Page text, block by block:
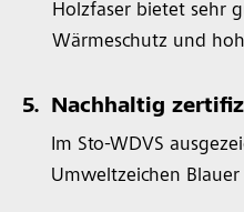
Holzfaser bietet sehr
Wärmeschutz und
5. Nachhaltig
Im Sto-WDVS
Umweltzeichen Blauer